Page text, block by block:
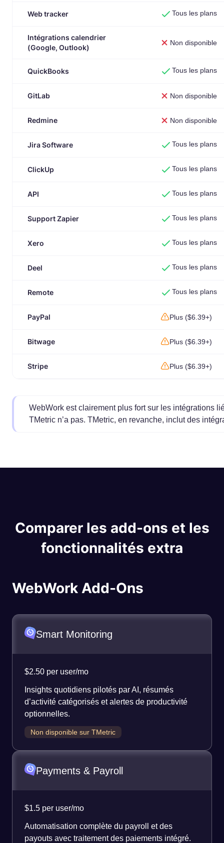
Web tracker Tous les plans
Intégrations calendrier
(Google, Outlook)
Non disponible
QuickBooks Tous les plans
GitLab Non disponible
Redmine Non disponible
Jira Software Tous les plans
ClickUp Tous les plans
API Tous les plans
Support Zapier Tous les plans
Xero Tous les plans
Deel Tous les plans
Remote Tous les plans
PayPal Plus ($6.39+)
Bitwage Plus ($6.39+)
Stripe Plus ($6.39+)
WebWork est clairement plus fort sur les intégrations
TMetric n’a pas. TMetric, en revanche, inclut des
Comparer les add-ons et les
fonctionnalités extra
WebWork Add-Ons
Smart Monitoring
$2.50 per user/mo
Insights quotidiens pilotés par AI, résumés
d’activité catégorisés et alertes de productivité
optionnelles.
Non disponible sur TMetric
Payments & Payroll
$1.5 per user/mo
Automatisation complète du payroll et des
payouts avec traitement des paiements intégré.